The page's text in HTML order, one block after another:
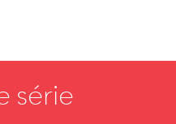
série